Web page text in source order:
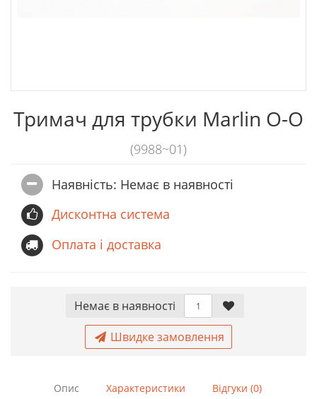
Тримач для трубки Marlin О-О
(9988~01)
Наявність: Немає в наявностi
Дисконтна система
Оплата і доставка
Немає в наявностi
Швидке замовлення
Опис Характеристики Відгуки (0)